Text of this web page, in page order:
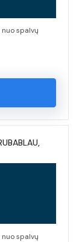
spalvų
spalvų